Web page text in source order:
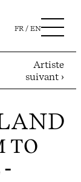
FR EN
Artiste
suivant ›
TO
-